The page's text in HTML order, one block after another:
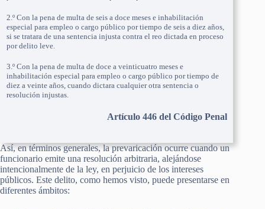
2.º Con la pena de multa de seis a doce meses e inhabilitación
especial para empleo o cargo público por tiempo de seis a diez años,
si se tratara de una sentencia injusta contra el reo dictada en proceso
por delito leve.
3.º Con la pena de multa de doce a veinticuatro meses e
inhabilitación especial para empleo o cargo público por tiempo de
diez a veinte años, cuando dictara cualquier otra sentencia o
resolución injustas.
Artículo 446 del Código Penal
Así, en términos generales, la prevaricación ocurre cuando un
funcionario emite una resolución arbitraria, alejándose
intencionalmente de la ley, en perjuicio de los intereses
públicos. Este delito, como hemos visto, puede presentarse en
diferentes ámbitos: